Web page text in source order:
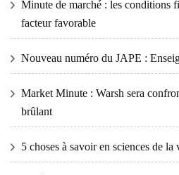
Minute de marché : les conditions
facteur favorable
Nouveau numéro du JAPE :
Market Minute : Warsh sera
brûlant
5 choses à savoir en sciences de